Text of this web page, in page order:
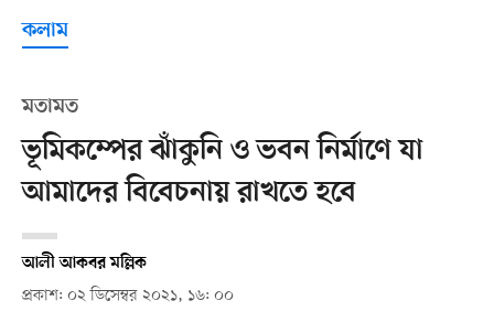
কলাম
মতামত
ভূমিকম্পের ঝাঁকুনি ও ভবন নির্মাণে যা
আমাদের বিবেচনায় রাখতে হবে
আলী আকবর মল্লিক
প্রকাশ: ০২ ডিসেম্বর ২০২১, ১৬: ০০